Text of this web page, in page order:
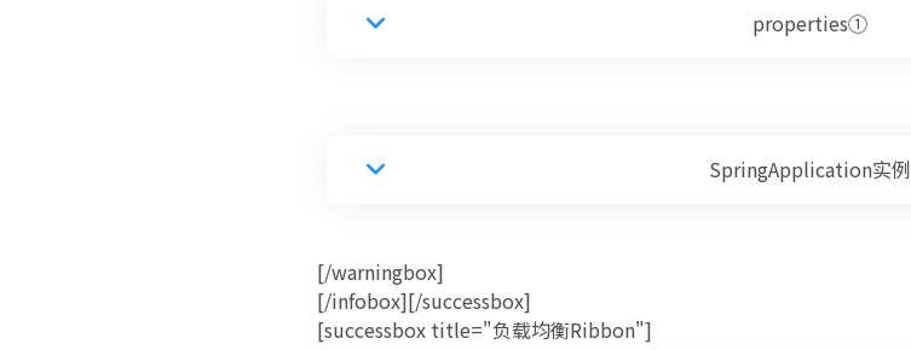
properties①
SpringApplication实例
[/warningbox]
[/infobox][/successbox]
[successbox title="负载均衡Ribbon"]